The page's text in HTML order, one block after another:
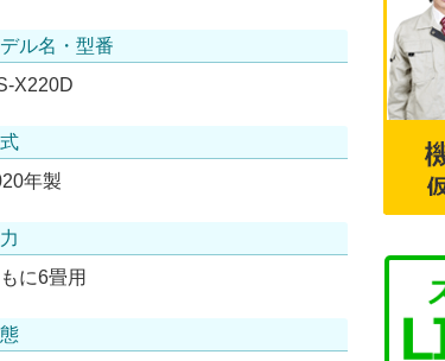
ル名・型番
X220D
年製
に6畳用